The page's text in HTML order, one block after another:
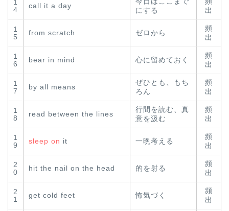
1
4
call it a day
にする
出
1
5
from scratch ゼロから
頻
出
1
6
bear in mind 心に留めておく
頻
出
1
7
by all means
ぜひとも、もち
ろん
頻
出
1
8
read between the lines
行間を読む、真
意を汲む
頻
出
1
9
sleep on it 一晩考える
頻
出
2
0
hit the nail on the head 的を射る
頻
出
2
1
get cold feet 怖気づく
頻
出